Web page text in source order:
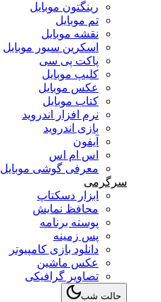
رینگتون موبایل
تم موبایل
نقشه موبایل
اسکرین سیور موبایل
پاکت پی سی
کلیپ موبایل
عکس موبایل
کتاب موبایل
نرم افزار اندروید
بازی اندروید
آیفون
اس ام اس
معرفی گوشی موبایل
سرگرمی
ابزار دسکتاپ
محافظ نمایش
پوسته برنامه
پس زمینه
دانلود بازی کامپیوتر
عکس ماشین
تصاویر گرافیکی
حالت شب